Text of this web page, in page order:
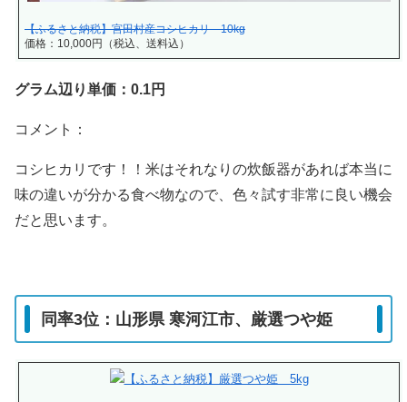
【ふるさと納税】宮田村産コシヒカリ 10kg
価格：10,000円（税込、送料込）
グラム辺り単価：0.1円
コメント：
コシヒカリです！！米はそれなりの炊飯器があれば本当に
味の違いが分かる食べ物なので、色々試す非常に良い機会
だと思います。
同率3位：山形県 寒河江市、厳選つや姫